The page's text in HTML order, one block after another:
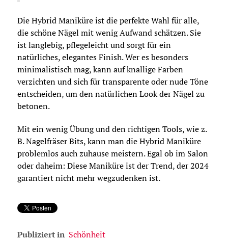
Die Hybrid Maniküre ist die perfekte Wahl für alle,
die schöne Nägel mit wenig Aufwand schätzen. Sie
ist langlebig, pflegeleicht und sorgt für ein
natürliches, elegantes Finish. Wer es besonders
minimalistisch mag, kann auf knallige Farben
verzichten und sich für transparente oder nude Töne
entscheiden, um den natürlichen Look der Nägel zu
betonen.
Mit ein wenig Übung und den richtigen Tools, wie z.
B. Nagelfräser Bits, kann man die Hybrid Maniküre
problemlos auch zuhause meistern. Egal ob im Salon
oder daheim: Diese Maniküre ist der Trend, der 2024
garantiert nicht mehr wegzudenken ist.
Publiziert in Schönheit